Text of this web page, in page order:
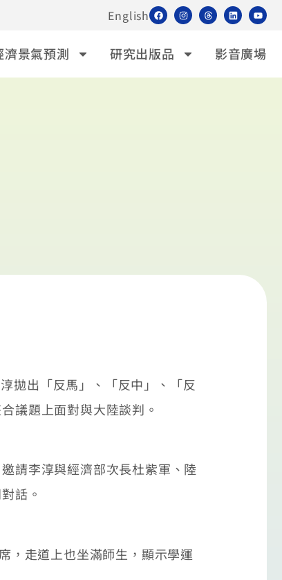
English
濟景氣預測 研究出版品 影音廣場
拋出「反馬」、「反中」、「反
議題上面對與大陸談判。
請李淳與經濟部次長杜紫軍、陸
話。
走道上也坐滿師生，顯示學運